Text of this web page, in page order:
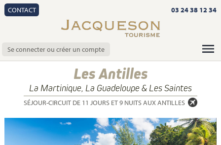
CONTACT 03 24 38 12 34
Se connecter ou créer un compte
Les Antilles
La Martinique, La Guadeloupe & Les Saintes
SÉJOUR-CIRCUIT DE 11 JOURS ET 9 NUITS AUX ANTILLES